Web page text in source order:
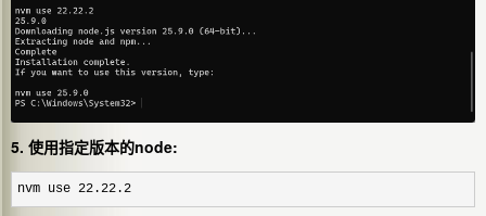
5. 使用指定版本的node:
nvm use 22.22.2